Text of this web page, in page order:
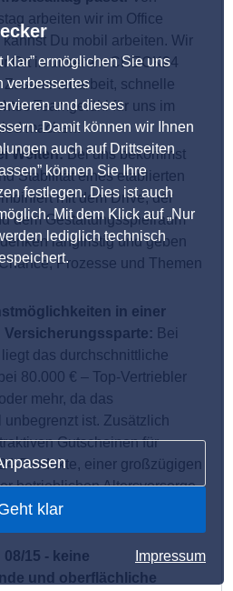
klar” ermöglichen Sie uns
verbessertes
und dieses
Damit können wir Ihnen
auch auf Drittseiten
können Sie Ihre
festlegen. Dies ist auch
Mit dem Klick auf „Nur
lediglich technisch
klar
Impressum
arbeiten wir im Office
Du mobil arbeiten. Wir
Ort in unserem CHECK24
schnelle
Teamgefühl für uns im
machen.
Welten:Bei uns bekommst
Stabilität eines etablierten
mit dem Drive, der
dem Gestaltungsspielraum
langfristig und geben
Prozesse und Themen
in einer
Bei
das durchschnittliche
80.000 € – Top-Vertriebler
mehr, da das
unbegrenzt ist. Zusätzlich
Gutscheinen für
Produkte, einer großzügigen
betrieblichen Altersvorsorge
Kostenbeteiligung am
15 - keine
und oberflächliche